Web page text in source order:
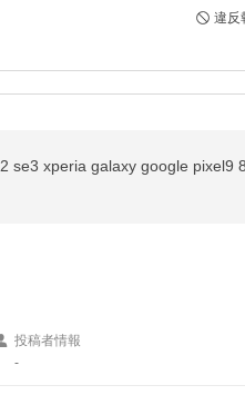
違反
se3 xperia galaxy google pixel9
投稿者情報
-